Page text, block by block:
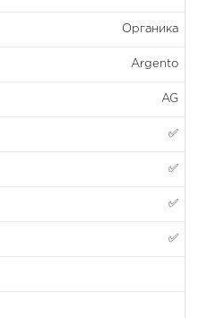
Органика
Argento
AG
✅
✅
✅
✅